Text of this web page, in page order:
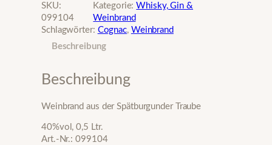
n
b
r
d
M
n
e
SKU:
099104
Kategorie:Whisky, Gin &
Weinbrand
Schlagwörter: Cognac, Weinbrand
Beschreibung
Beschreibung
Weinbrand aus der Spätburgunder Traube
40%vol, 0,5 Ltr.
Art.-Nr.: 099104